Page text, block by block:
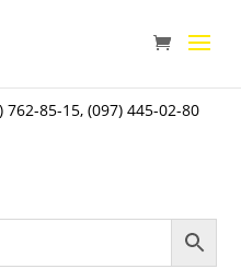
762-85-15,(097) 445-02-80